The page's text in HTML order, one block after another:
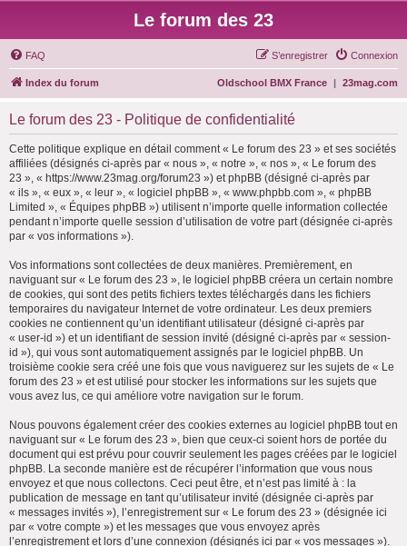
Le forum des 23
FAQ Connexion
S’enregistrer
Index du forum 23mag.com
|
Oldschool BMX France
Le forum des 23 - Politique de confidentialité
Cette politique explique en détail comment « Le forum des 23 » et ses sociétés
affiliées (désignés ci-après par « nous », « notre », « nos », « Le forum des
23 », « https://www.23mag.org/forum23 ») et phpBB (désigné ci-après par
« ils », « eux », « leur », « logiciel phpBB », « www.phpbb.com », « phpBB
Limited », « Équipes phpBB ») utilisent n’importe quelle information collectée
pendant n’importe quelle session d’utilisation de votre part (désignée ci-après
par « vos informations »).
Vos informations sont collectées de deux manières. Premièrement, en
naviguant sur « Le forum des 23 », le logiciel phpBB créera un certain nombre
de cookies, qui sont des petits fichiers textes téléchargés dans les fichiers
temporaires du navigateur Internet de votre ordinateur. Les deux premiers
cookies ne contiennent qu’un identifiant utilisateur (désigné ci-après par
« user-id ») et un identifiant de session invité (désigné ci-après par « session-
id »), qui vous sont automatiquement assignés par le logiciel phpBB. Un
troisième cookie sera créé une fois que vous naviguerez sur les sujets de « Le
forum des 23 » et est utilisé pour stocker les informations sur les sujets que
vous avez lus, ce qui améliore votre navigation sur le forum.
Nous pouvons également créer des cookies externes au logiciel phpBB tout en
naviguant sur « Le forum des 23 », bien que ceux-ci soient hors de portée du
document qui est prévu pour couvrir seulement les pages créées par le logiciel
phpBB. La seconde manière est de récupérer l’information que vous nous
envoyez et que nous collectons. Ceci peut être, et n’est pas limité à : la
publication de message en tant qu’utilisateur invité (désignée ci-après par
« messages invités »), l’enregistrement sur « Le forum des 23 » (désignée ici
par « votre compte ») et les messages que vous envoyez après
l’enregistrement et lors d’une connexion (désignés ici par « vos messages »).